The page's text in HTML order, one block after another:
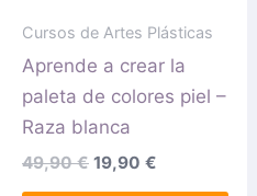
Cursos de Artes Plásticas
Aprende a crear la
paleta de colores piel –
Raza blanca
49,90€ 19,90 €